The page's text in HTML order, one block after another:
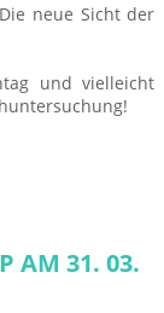
Die neue Sicht der
und vielleicht
AM 31. 03.